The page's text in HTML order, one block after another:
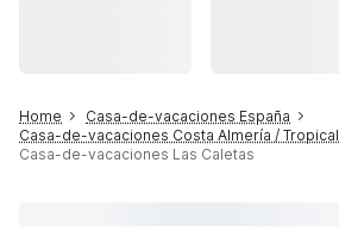
Home
Casa-de-vacaciones España
Casa-de-vacaciones Costa Almería / Tropical
Casa-de-vacaciones Las Caletas